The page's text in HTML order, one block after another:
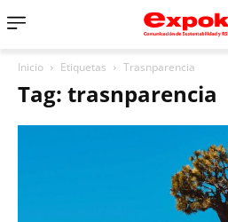
Inicio Etiquetas Trasnparencia
Tag: trasnparencia